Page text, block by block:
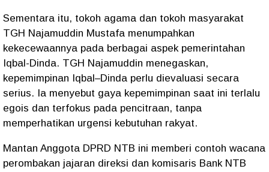
Sementara itu, tokoh agama dan tokoh masyarakat
TGH Najamuddin Mustafa menumpahkan
kekecewaannya pada berbagai aspek pemerintahan
Iqbal-Dinda. TGH Najamuddin menegaskan,
kepemimpinan Iqbal–Dinda perlu dievaluasi secara
serius. Ia menyebut gaya kepemimpinan saat ini terlalu
egois dan terfokus pada pencitraan, tanpa
memperhatikan urgensi kebutuhan rakyat.
Mantan Anggota DPRD NTB ini memberi contoh wacana
perombakan jajaran direksi dan komisaris Bank NTB